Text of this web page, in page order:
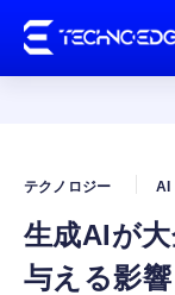
生成AIが
与える影
テクノロジー AI